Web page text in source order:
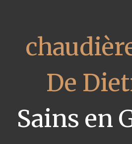
De
Sains en